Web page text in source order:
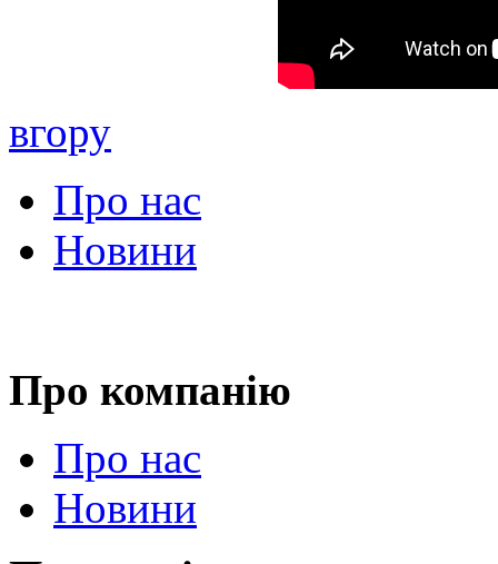
вгору
Про нас
Новини
Про компанію
Про нас
Новини